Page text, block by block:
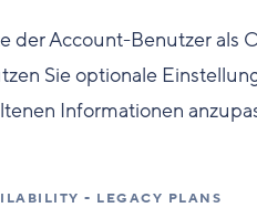
der Account-Benutzer als
Sie optionale
Informationen
- LEGACY PLANS